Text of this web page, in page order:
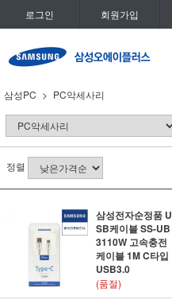
로그인 회원가입
삼성PC PC악세사리
정렬
삼성전자순정품 U
SB케이블 SS-UB
3110W 고속충전
케이블 1M C타입
USB3.0
(품절)